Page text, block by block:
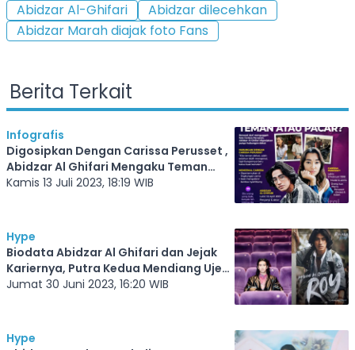
Abidzar Al-Ghifari
Abidzar dilecehkan
Abidzar Marah diajak foto Fans
Berita Terkait
Infografis
Digosipkan Dengan Carissa Perusset ,
Abidzar Al Ghifari Mengaku Teman
Dekat
Kamis 13 Juli 2023, 18:19 WIB
Hype
Biodata Abidzar Al Ghifari dan Jejak
Kariernya, Putra Kedua Mendiang Uje
yang Kini Jadi Aktor
Jumat 30 Juni 2023, 16:20 WIB
Hype